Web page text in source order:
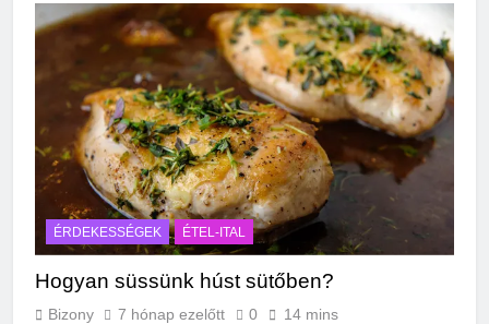
ÉRDEKESSÉGEK ÉTEL-ITAL
Hogyan süssünk húst sütőben?
Bizony 7 hónap ezelőtt 0 14 mins